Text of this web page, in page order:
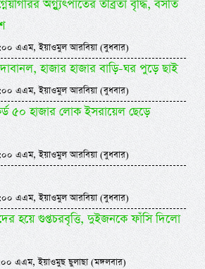
অগ্ন্যুৎপাতের তীব্রতা বৃদ্ধি, বসতি
এএম, ইয়াওমুল আরবিয়া (বুধবার)
দাবানল, হাজার হাজার বাড়ি-ঘর পুড়ে ছাই
এএম, ইয়াওমুল আরবিয়া (বুধবার)
৫০ হাজার লোক ইসরায়েল ছেড়ে
এএম, ইয়াওমুল আরবিয়া (বুধবার)
এএম, ইয়াওমুল আরবিয়া (বুধবার)
হয়ে গুপ্তচরবৃত্তি, দুইজনকে ফাঁসি দিলো
এএম, ইয়াওমুছ ছুলাছা (মঙ্গলবার)